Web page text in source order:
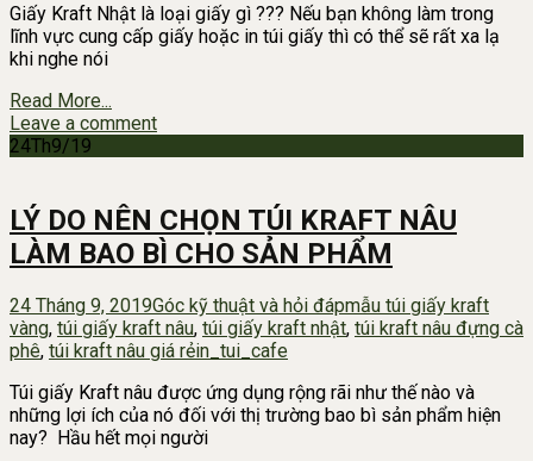
Giấy Kraft Nhật là loại giấy gì ??? Nếu bạn không làm trong
lĩnh vực cung cấp giấy hoặc in túi giấy thì có thể sẽ rất xa lạ
khi nghe nói
Read More...
Leave a comment
24Th9/19
LÝ DO NÊN CHỌN TÚI KRAFT NÂU
LÀM BAO BÌ CHO SẢN PHẨM
24 Tháng 9, 2019Góc kỹ thuật và hỏi đápmẫu túi giấy kraft
vàng, túi giấy kraft nâu, túi giấy kraft nhật, túi kraft nâu đựng cà
phê, túi kraft nâu giá rẻin_tui_cafe
Túi giấy Kraft nâu được ứng dụng rộng rãi như thế nào và
những lợi ích của nó đối với thị trường bao bì sản phẩm hiện
nay? Hầu hết mọi người